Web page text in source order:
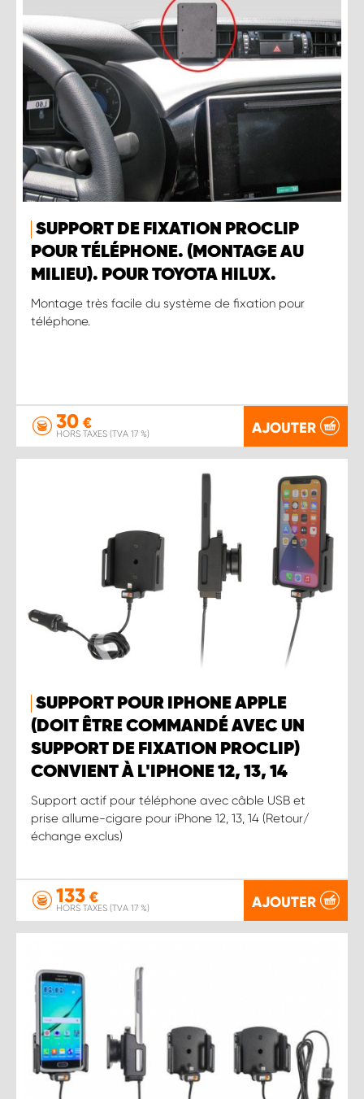
SUPPORT DE FIXATION PROCLIP
POUR TÉLÉPHONE. (MONTAGE AU
MILIEU). POUR TOYOTA HILUX.
Montage très facile du système de fixation pour
téléphone.
30 €
HORS TAXES (TVA 17 %) AJOUTER
SUPPORT POUR IPHONE APPLE
(DOIT ÊTRE COMMANDÉ AVEC UN
SUPPORT DE FIXATION PROCLIP)
CONVIENT À L'IPHONE 12, 13, 14
Support actif pour téléphone avec câble USB et
prise allume-cigare pour iPhone 12, 13, 14 (Retour/
échange exclus)
133 €
HORS TAXES (TVA 17 %) AJOUTER